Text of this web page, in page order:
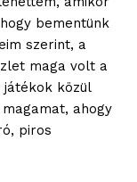
bementünk
szerint, a
maga volt a
játékok közül
ahogy
piros